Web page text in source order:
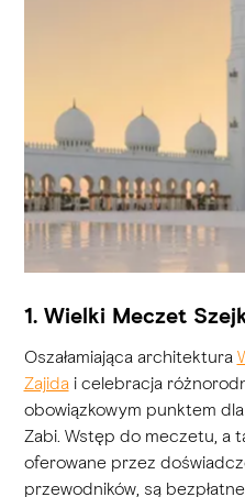
1. Wielki Meczet
Oszałamiająca architektura
Zajidai celebracja
obowiązkowym punktem
Zabi. Wstęp do meczetu, a
oferowane przez
przewodników, są